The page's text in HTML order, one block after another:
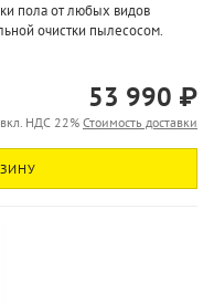
пола от любых видов
очистки пылесосом.
53 990 ₽
вкл. НДС 22% Стоимость доставки